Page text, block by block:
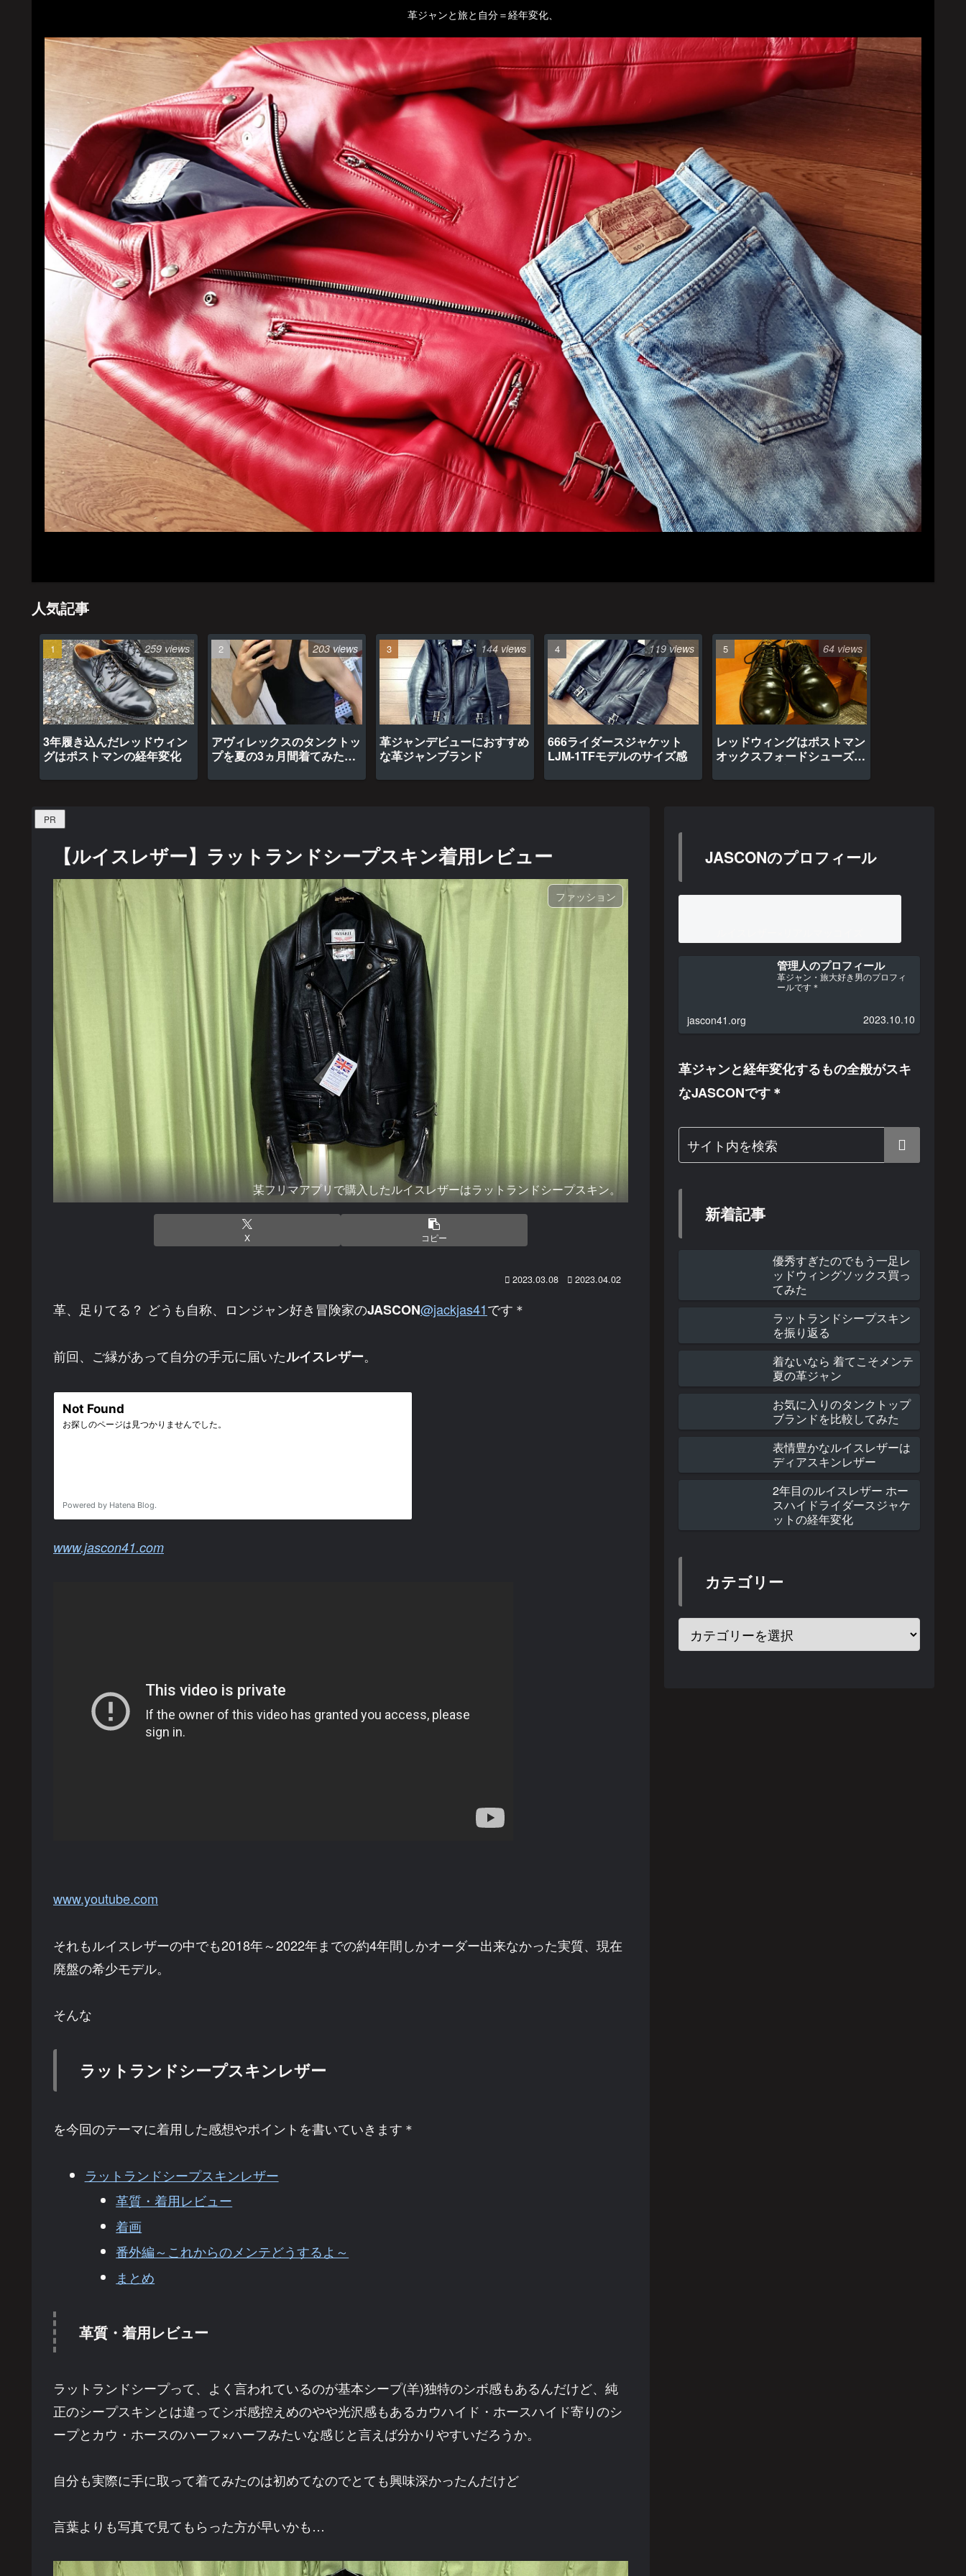
革ジャンと旅と自分＝経年変化、
人気記事
3年履き込んだレッドウィン
グはポストマンの経年変化
259 views
アヴィレックスのタンクトッ
プを夏の3ヵ月間着てみたら
203 views
革ジャンデビューにおすすめ
な革ジャンブランド
144 views
666ライダースジャケット
LJM-1TFモデルのサイズ感
119 views
レッドウィングはポストマン
オックスフォードシューズ約
1年間の経年変化
64 views
PR
【ルイスレザー】ラットランドシープスキン着用レビュー
ファッション
某フリマアプリで購入したルイスレザーはラットランドシープスキン。
X コピー
2023.03.08 2023.04.02
革、足りてる？ どうも自称、ロンジャン好き冒険家のJASCON@jackjas41です＊
前回、ご縁があって自分の手元に届いたルイスレザー。
www.jascon41.com
www.youtube.com
それもルイスレザーの中でも2018年～2022年までの約4年間しかオーダー出来なかった実質、現在
廃盤の希少モデル。
そんな
ラットランドシープスキンレザー
を今回のテーマに着用した感想やポイントを書いていきます＊
ラットランドシープスキンレザー
革質・着用レビュー
着画
番外編～これからのメンテどうするよ～
まとめ
革質・着用レビュー
ラットランドシープって、よく言われているのが基本シープ(羊)独特のシボ感もあるんだけど、純
正のシープスキンとは違ってシボ感控えめのやや光沢感もあるカウハイド・ホースハイド寄りのシ
ープとカウ・ホースのハーフ×ハーフみたいな感じと言えば分かりやすいだろうか。
自分も実際に手に取って着てみたのは初めてなのでとても興味深かったんだけど
言葉よりも写真で見てもらった方が早いかも…
JASCONのプロフィール
管理人のプロフィール
革ジャン・旅大好き男のプロフィ
ールです＊
jascon41.org 2023.10.10
革ジャンと経年変化するもの全般がスキ
なJASCONです＊
新着記事
優秀すぎたのでもう一足レ
ッドウィングソックス買っ
てみた
ラットランドシープスキン
を振り返る
着ないなら 着てこそメンテ
夏の革ジャン
お気に入りのタンクトップ
ブランドを比較してみた
表情豊かなルイスレザーは
ディアスキンレザー
2年目のルイスレザー ホー
スハイドライダースジャケ
ットの経年変化
カテゴリー